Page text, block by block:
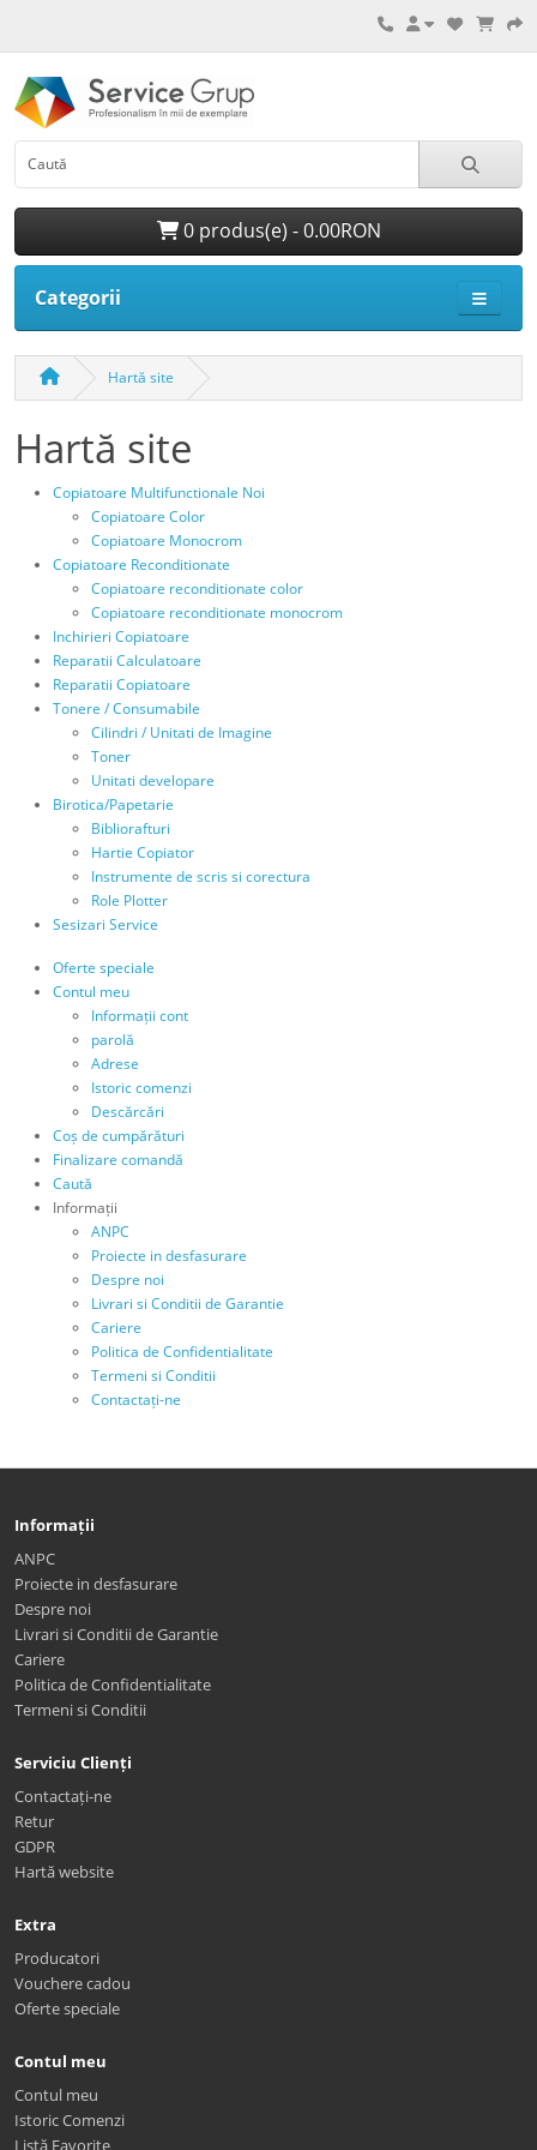
0 produs(e) - 0.00RON
Categorii
Hartă site
Hartă site
Copiatoare Multifunctionale Noi
Copiatoare Color
Copiatoare Monocrom
Copiatoare Reconditionate
Copiatoare reconditionate color
Copiatoare reconditionate monocrom
Inchirieri Copiatoare
Reparatii Calculatoare
Reparatii Copiatoare
Tonere / Consumabile
Cilindri / Unitati de Imagine
Toner
Unitati developare
Birotica/Papetarie
Bibliorafturi
Hartie Copiator
Instrumente de scris si corectura
Role Plotter
Sesizari Service
Oferte speciale
Contul meu
Informații cont
parolă
Adrese
Istoric comenzi
Descărcări
Coș de cumpărături
Finalizare comandă
Caută
Informații
ANPC
Proiecte in desfasurare
Despre noi
Livrari si Conditii de Garantie
Cariere
Politica de Confidentialitate
Termeni si Conditii
Contactați-ne
Informații
ANPC
Proiecte in desfasurare
Despre noi
Livrari si Conditii de Garantie
Cariere
Politica de Confidentialitate
Termeni si Conditii
Serviciu Clienți
Contactați-ne
Retur
GDPR
Hartă website
Extra
Producatori
Vouchere cadou
Oferte speciale
Contul meu
Contul meu
Istoric Comenzi
Listă Favorite